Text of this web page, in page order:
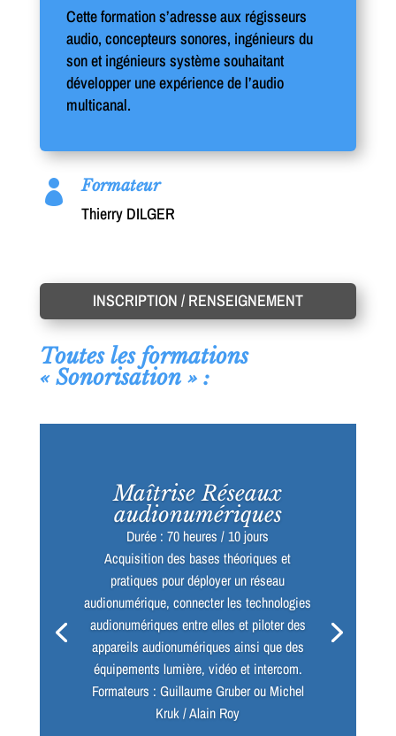
Cette formation s’adresse aux régisseurs
audio, concepteurs sonores, ingénieurs du
son et ingénieurs système souhaitant
développer une expérience de l’audio
multicanal.
 Formateur
Thierry DILGER
INSCRIPTION / RENSEIGNEMENT
Toutes les formations
« Sonorisation » :
Maîtrise Réseaux
audionumériques
Durée : 70 heures / 10 jours
Acquisition des bases théoriques et
pratiques pour déployer un réseau
audionumérique, connecter les technologies
audionumériques entre elles et piloter des
appareils audionumériques ainsi que des
équipements lumière, vidéo et intercom.
Formateurs : Guillaume Gruber ou Michel
Kruk / Alain Roy